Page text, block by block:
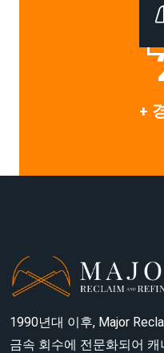
+
1990년대 이후, Major
금속 회수에 전문화되어